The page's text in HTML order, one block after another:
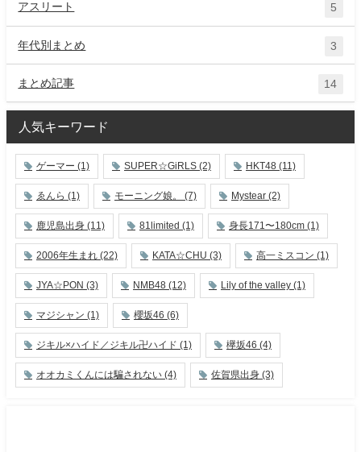
アスリート 5
年代別まとめ 3
まとめ記事 14
人気キーワード
ゲーマー (1) SUPER☆GiRLS (2) HKT48 (11)
ゑんら (1) モーニング娘。 (7) Mystear (2)
鹿児島出身 (11) 81limited (1) 身長171〜180cm (1)
2006年生まれ (22) KATA☆CHU (3) 高一ミスコン (1)
JYA☆PON (3) NMB48 (12) Lily of the valley (1)
マジシャン (1) 櫻坂46 (6)
ジキル×ハイド／ジキル卍ハイド (1) 欅坂46 (4)
オオカミくんには騙されない (4) 佐賀県出身 (3)